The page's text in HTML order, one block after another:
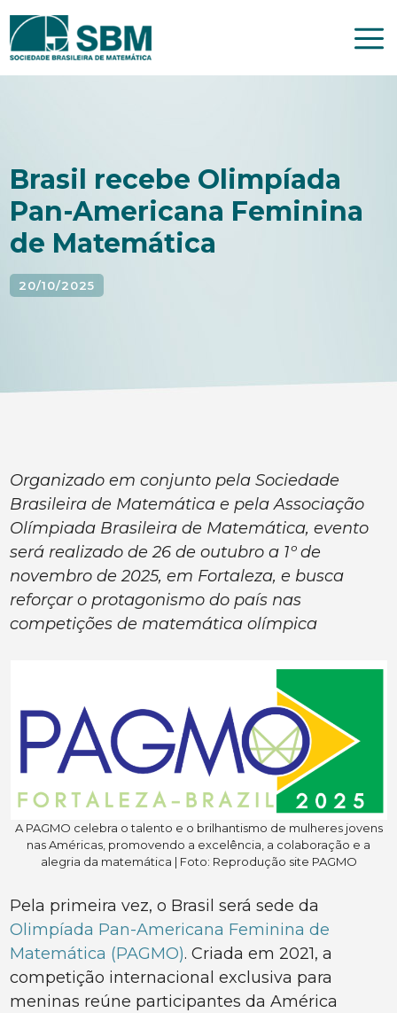
Pular
para
Brasil recebe Olimpíada
Pan-Americana Feminina
de Matemática
20/10/2025
Organizado em conjunto pela Sociedade
Brasileira de Matemática e pela Associação
Olímpiada Brasileira de Matemática, evento
será realizado de 26 de outubro a 1º de
novembro de 2025, em Fortaleza, e busca
reforçar o protagonismo do país nas
competições de matemática olímpica
A PAGMO celebra o talento e o brilhantismo de mulheres jovens
nas Américas, promovendo a excelência, a colaboração e a
alegria da matemática | Foto: Reprodução site PAGMO
Pela primeira vez, o Brasil será sede da
Olimpíada Pan-Americana Feminina de
Matemática (PAGMO). Criada em 2021, a
competição internacional exclusiva para
meninas reúne participantes da América